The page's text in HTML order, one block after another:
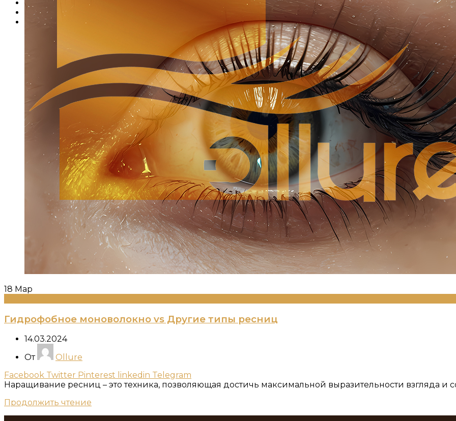
Представители школы
Представители продукции
Стать представителем продукции
18 Мар
Гидрофобное моноволокно vs Другие типы ресниц
14.03.2024
От
Ollure
Facebook Twitter Pinterest linkedin Telegram
Наращивание ресниц – это техника, позволяющая достичь максимальной выразительности взгляда и
Продолжить чтение